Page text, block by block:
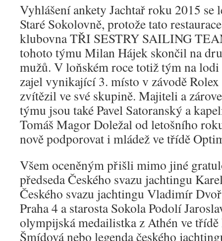
Vyhlášení ankety Jachtař roku 2015 se
Staré Sokolovně, protože tato
klubovna TŘI SESTRY SAILING
tohoto týmu Milan Hájek skončil na
mužů. V loňském roce totiž tým na
zajel vynikající 3. místo v závodě Rolex
zvítězil ve své skupině. Majiteli a
týmu jsou také Pavel Satoranský a
Tomáš Magor Doležal od letošního
nově podporovat i mládež ve třídě
Všem oceněným přišli mimo jiné
předseda Českého svazu jachtingu
Českého svazu jachtingu Vladimír
Praha 4 a starosta Sokola Podolí
olympijská medailistka z Athén ve
Šmídová nebo legenda českého